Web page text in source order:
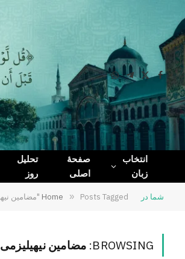
Facebook
X
(Twitter)
Telegram
WhatsApp
انتخاب
زبان
صفحۀ
اصلی
تحلیل
روز
شما در Home » Posts Tagged "مضامین نیهیلیزمی"
BROWSING: مضامین نیهیلیزمی